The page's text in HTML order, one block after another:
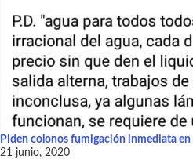
Piden colonos fumigación inmediata en
21 junio, 2020